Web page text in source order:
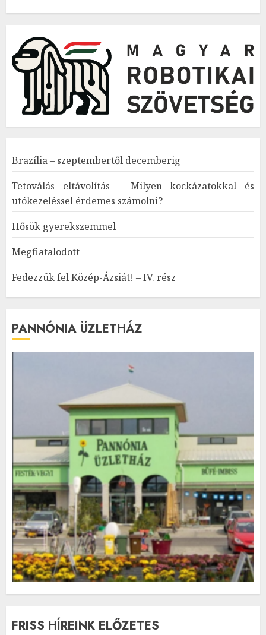
Brazília – szeptembertől decemberig
Tetoválás eltávolítás – Milyen kockázatokkal és
utókezeléssel érdemes számolni?
Hősök gyerekszemmel
Megfiatalodott
Fedezzük fel Közép-Ázsiát! – IV. rész
PANNÓNIA ÜZLETHÁZ
FRISS HÍREINK ELŐZETES